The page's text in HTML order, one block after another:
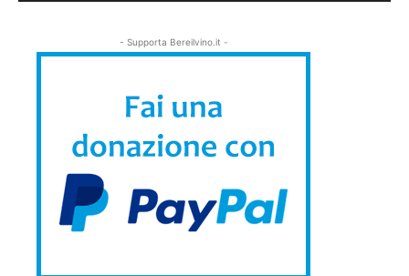
- Supporta Bereilvino.it -